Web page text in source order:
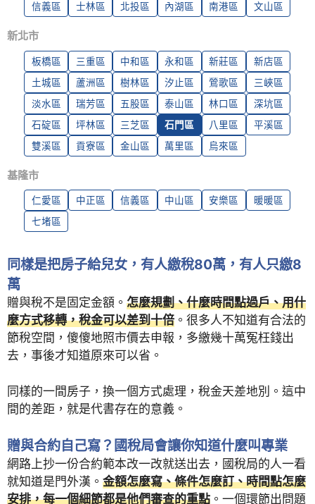
信義區
士林區 北投區 內湖區 南港區 文山區
新北市
板橋區 三重區 中和區 永和區 新莊區
新店區
土城區
蘆洲區 樹林區 汐止區 鶯歌區
三峽區
淡水區
瑞芳區 五股區 泰山區 林口區
深坑區
石碇區
坪林區 三芝區 石門區 八里區
平溪區
雙溪區
貢寮區 金山區 萬里區 烏來區
基隆市
仁愛區 中正區 信義區 中山區 安樂區
暖暖區
七堵區
同樣是把房子給兒女，有人繳稅80萬，有人只繳8
萬
贈與稅不是固定金額。 怎麼規劃、什麼時間點過戶、用什
麼方式移轉，稅金可以差到十倍 。很多人不知道有合法的
節稅空間，傻傻地照市價去申報，多繳幾十萬冤枉錢出
去，事後才知道原來可以省。
同樣的一間房子，換一個方式處理，稅金天差地別。這中
間的差距，就是代書存在的意義。
贈與合約自己寫？國稅局會讓你知道什麼叫專業
網路上抄一份合約範本改一改就送出去，國稅局的人一看
就知道是門外漢。 金額怎麼寫、條件怎麼訂、時間點怎麼
安排，每一個細節都是他們審查的重點 。一個環節出問題